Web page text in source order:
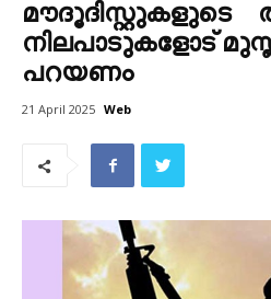
മൗദൂദിസ്റ്റുകളുടെ
നിലപാടുകളോട്
പറയണം
21 April 2025 Web